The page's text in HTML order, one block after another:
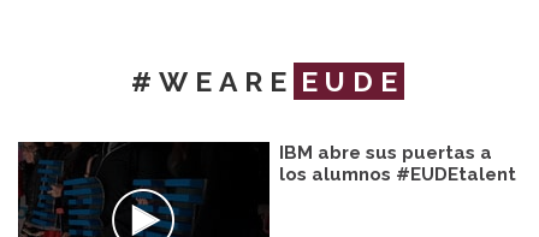
#WEARE EUDE
IBM abre sus puertas a
los alumnos #EUDEtalent